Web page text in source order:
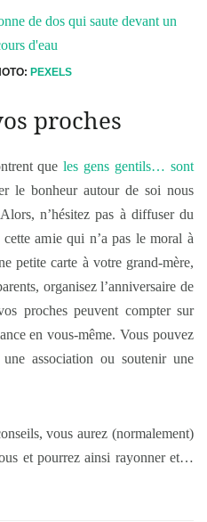
PEXELS
proches
queles gens gentils… sont
le bonheur autour de soi nous
n’hésitez pas à diffuser du
amie qui n’a pas le moral à
petite carte à votre grand-mère,
organisez l’anniversaire de
proches peuvent compter sur
en vous-même. Vous pouvez
association ou soutenir une
vous aurez (normalement)
et pourrez ainsi rayonner et…